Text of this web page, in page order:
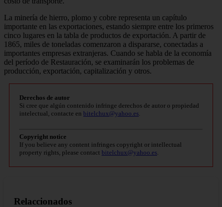
La minería de hierro, plomo y cobre representa un capítulo
importante en las exportaciones, estando siempre entre los primeros
cinco lugares en la tabla de productos de exportación. A partir de
1865, miles de toneladas comenzaron a dispararse, conectadas a
importantes empresas extranjeras. Cuando se habla de la economía
del período de Restauración, se examinarán los problemas de
producción, exportación, capitalización y otros.
Derechos de autor
Si cree que algún contenido infringe derechos de autor o propiedad
intelectual, contacte en bitelchux@yahoo.es.
Copyright notice
If you believe any content infringes copyright or intellectual
property rights, please contact bitelchux@yahoo.es.
Relaccionados